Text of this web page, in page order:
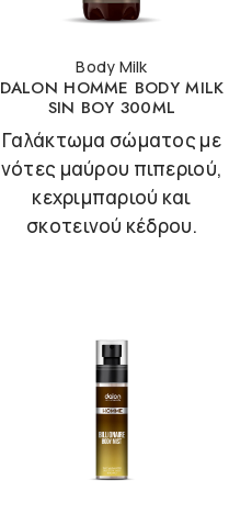
Body Milk
DALON HOMME BODY MILK
SIN BOY 300ML
Γαλάκτωμα σώματος με
νότες μαύρου πιπεριού,
κεχριμπαριού και
σκοτεινού κέδρου.